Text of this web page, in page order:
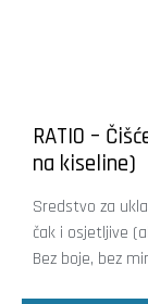
RATIO –
na kiseline)
Sredstvo za
čak i osjetljive
Bez boje, bez